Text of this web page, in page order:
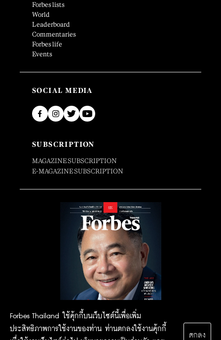
Forbes Thailand ใช้คุ้กกี้บนเว็บไซต์นี้เพื่อเพิ่ม
ประสิทธิภาพการใช้งานของท่าน ท่านตกลงใช้งานคุ้กกี้
ตกลง
Forbes lists
World
Leaderboard
Commentaries
Forbes life
Events
SOCIAL MEDIA
SUBSCRIPTION
MAGAZINE SUBSCRIPTION
E-MAGAZINE SUBSCRIPTION